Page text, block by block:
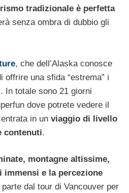
tradizionale è perfetta
senza ombra di dubbio gli
, che dell’Alaska conosce
offrire una sfida “estrema” i
. In totale sono 21 giorni
dove potrete vedere il
in un viaggio di livello
contenuti.
montagne altissime,
e la percezione
parte dal tour di Vancouver per